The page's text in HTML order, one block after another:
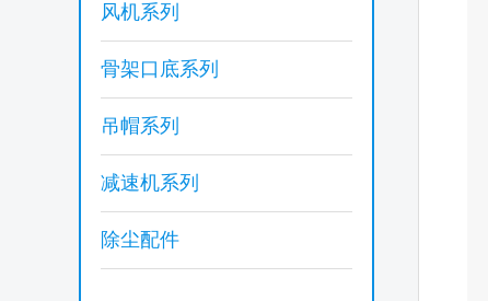
风机系列
骨架口底系列
吊帽系列
减速机系列
除尘配件